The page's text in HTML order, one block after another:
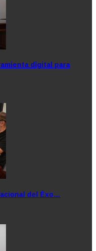
digital para
del Éxo…